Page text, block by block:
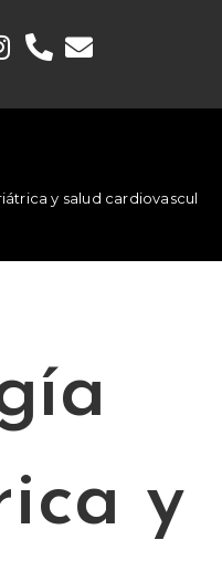
y salud
y